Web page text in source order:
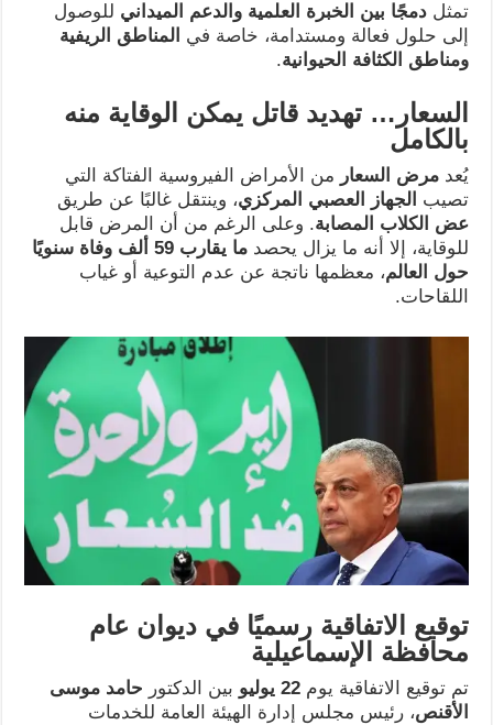
تمثل دمجًا بين الخبرة العلمية والدعم الميدانيللوصول
إلى حلول فعالة ومستدامة، خاصة في المناطق الريفية
ومناطق الكثافة الحيوانية.
السعار… تهديد قاتل يمكن الوقاية منه
بالكامل
يُعد مرض السعار من الأمراض الفيروسية الفتاكة التي
تصيب الجهاز العصبي المركزي، وينتقل غالبًا عن طريق
عض الكلاب المصابة. وعلى الرغم من أن المرض قابل
للوقاية، إلا أنه ما يزال يحصد
ما يقارب 59 ألف وفاة سنويًا
حول العالم، معظمها ناتجة عن عدم التوعية أو غياب
اللقاحات.
توقيع الاتفاقية رسميًا في ديوان عام
محافظة الإسماعيلية
تم توقيع الاتفاقية يوم 22 يوليوبين الدكتور حامد موسى
الأقنص، رئيس مجلس إدارة الهيئة العامة للخدمات